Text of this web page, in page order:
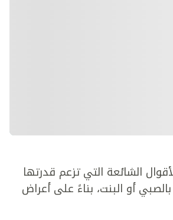
الشائعة التي تزعم قدرتها
أو البنت، بناءً على أعراض